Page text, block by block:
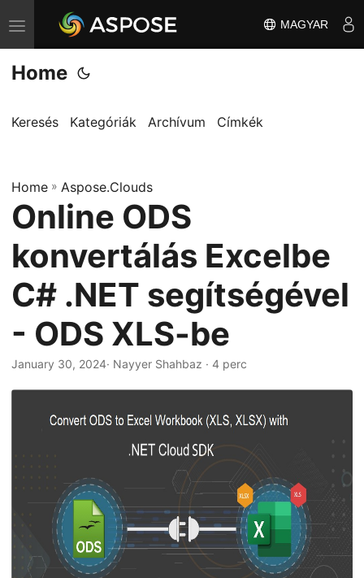
T
o
g
l
a
v
i
g
a
t
n
MAGYAR
Home
Keresés Kategóriák Archívum Címkék
Home » Aspose.Clouds
Online ODS
konvertálás Excelbe
C# .NET segítségével
- ODS XLS-be
January 30, 2024· Nayyer Shahbaz · 4 perc